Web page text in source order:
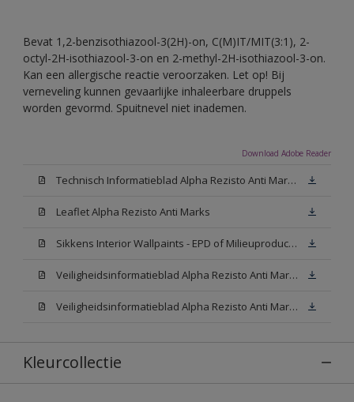
Bevat 1,2-benzisothiazool-3(2H)-on, C(M)IT/MIT(3:1), 2-
octyl-2H-isothiazool-3-on en 2-methyl-2H-isothiazool-3-on.
Kan een allergische reactie veroorzaken. Let op! Bij
verneveling kunnen gevaarlijke inhaleerbare druppels
worden gevormd. Spuitnevel niet inademen.
Download Adobe Reader
Technisch Informatieblad Alpha Rezisto Anti Marks (PDF)
Leaflet Alpha Rezisto Anti Marks
Sikkens Interior Wallpaints - EPD of Milieuproductverklaring
Veiligheidsinformatieblad Alpha Rezisto Anti Marks Mat White W05 (MSDS)
Veiligheidsinformatieblad Alpha Rezisto Anti Marks Mat N00 (MSDS)
Kleurcollectie